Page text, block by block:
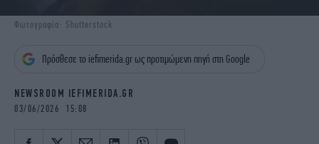
iOPINIONS
OSCARS
THE OCEAN
Φωτογραφία: Shutterstock
Πρόσθεσε το iefimerida.gr ως προτιμώμενη πηγή στη Google
NEWSROOM IEFIMERIDA.GR
03/06/2026 15:08